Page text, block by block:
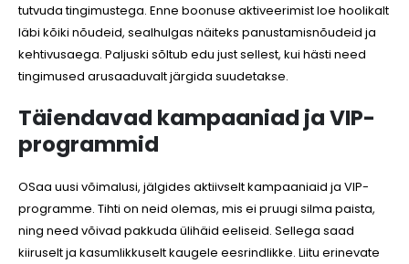
tutvuda tingimustega. Enne boonuse aktiveerimist loe hoolikalt
läbi kõiki nõudeid, sealhulgas näiteks panustamisnõudeid ja
kehtivusaega. Paljuski sõltub edu just sellest, kui hästi need
tingimused arusaaduvalt järgida suudetakse.
Täiendavad kampaaniad ja VIP-
programmid
OSaa uusi võimalusi, jälgides aktiivselt kampaaniaid ja VIP-
programme. Tihti on neid olemas, mis ei pruugi silma paista,
ning need võivad pakkuda ülihäid eeliseid. Sellega saad
kiiruselt ja kasumlikkuselt kaugele eesrindlikke. Liitu erinevate